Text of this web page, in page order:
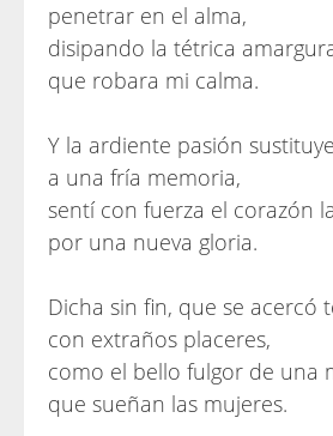
penetrar en el alma,
disipando la tétrica
que robara mi calma.
Y la ardiente pasión
a una fría memoria,
sentí con fuerza el corazón
por una nueva gloria.
Dicha sin fin, que se acercó
con extraños placeres,
como el bello fulgor de una
que sueñan las mujeres.